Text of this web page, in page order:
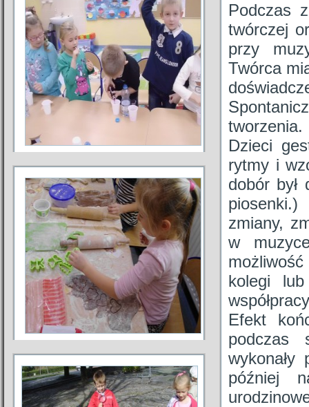
Podczas
twórczej
przy
Twórca
Dzieci
rytmy i
dobór był
zmiany,
w
kolegi
Efekt
podczas
wykonały
później